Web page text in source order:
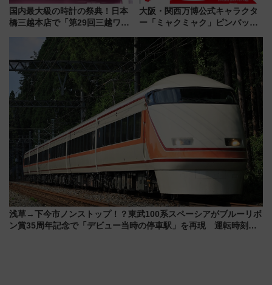
国内最大級の時計の祭典！日本
橋三越本店で「第29回三越ワー
【2026年8月5日～25日】
大阪・関西万博公式キャラクタ
ー「ミャクミャク」ピンバッジ
中旬発売
浅草→下今市ノンストップ！？東武100系スペーシアがブルーリボ
ン賞35周年記念で「デビュー当時の停車駅」を再現 運転時刻や